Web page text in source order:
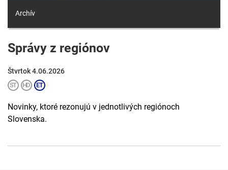
Archív
Správy z regiónov
Štvrtok 4.06.2026
Novinky, ktoré rezonujú v jednotlivých regiónoch
Slovenska.